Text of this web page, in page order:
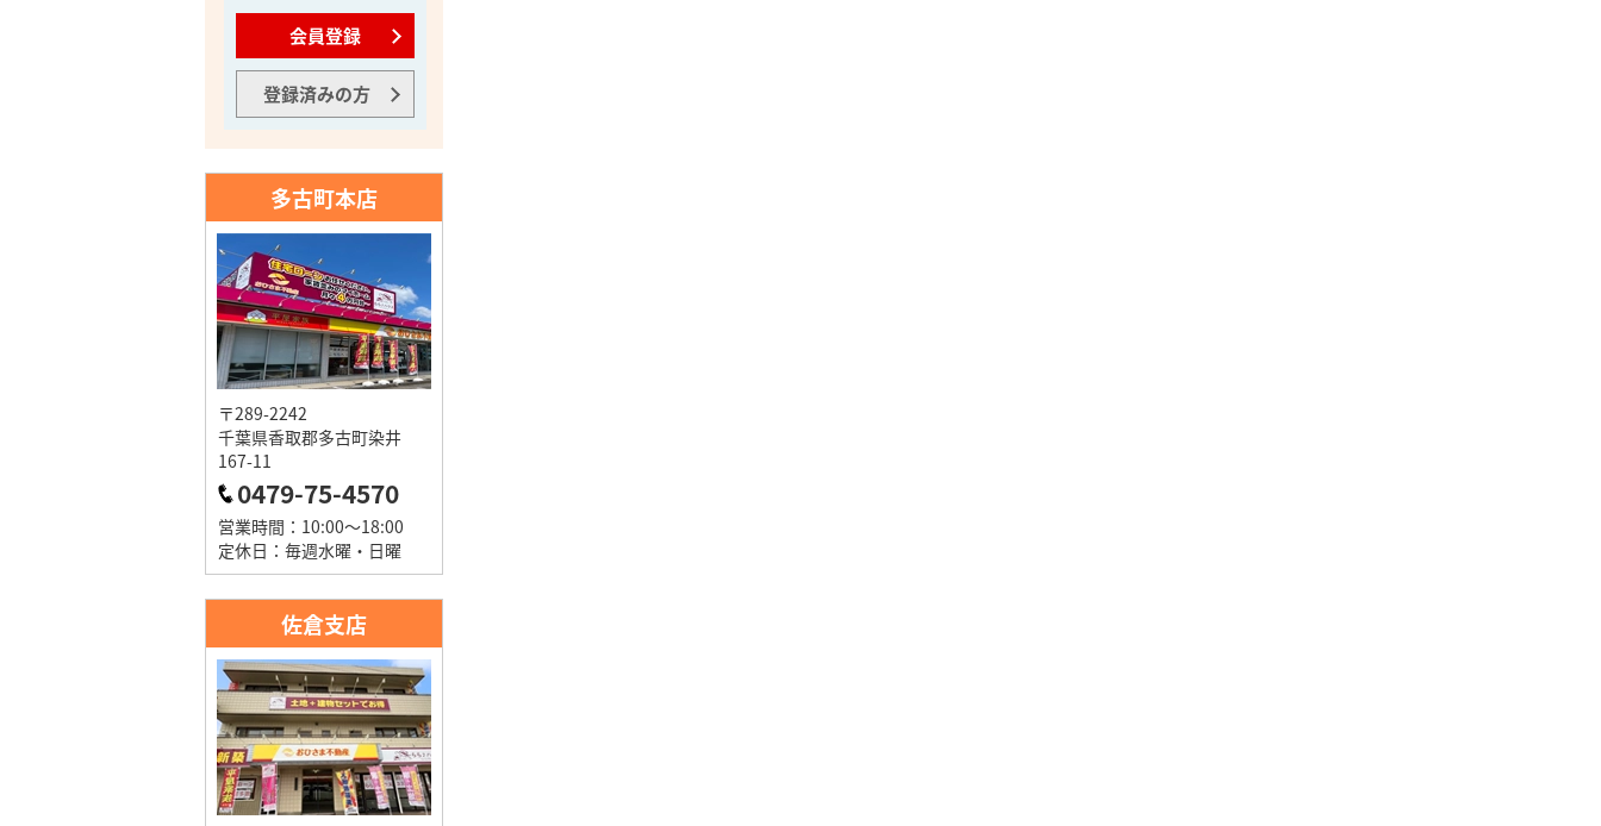
会員登録
登録済みの方
多古町本店
〒289-2242
千葉県香取郡多古町染井
167-11
0479-75-4570
営業時間：10:00～18:00
定休日：毎週水曜・日曜
佐倉支店